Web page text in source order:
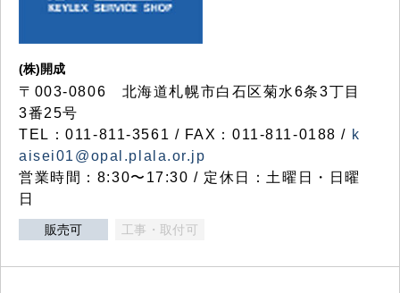
(株)開成
〒003-0806 北海道札幌市白石区菊水6条3丁目
3番25号
TEL：011-811-3561 / FAX：011-811-0188 / k
aisei01@opal.plala.or.jp
営業時間：8:30〜17:30 / 定休日：土曜日・日曜
日
販売可 工事・取付可